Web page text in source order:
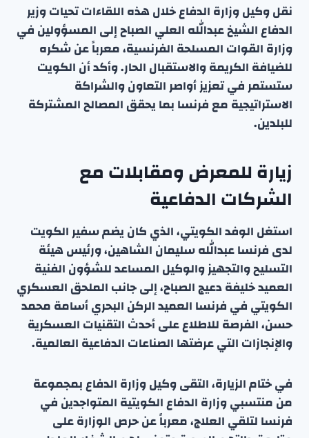
نقل وكيل وزارة الدفاع خلال هذه اللقاءات تحيات وزير
الدفاع الشيخ عبدالله العلي الصباح إلى المسؤولين في
وزارة القوات المسلحة الفرنسية، معرباً عن شكره
للضيافة الكريمة والاستقبال الحار. وأكد أن الكويت
ستستمر في تعزيز أواصر التعاون والشراكة
الاستراتيجية مع فرنسا بما يحقق المصالح المشتركة
للبلدين.
زيارة للمعرض ومقابلات مع
الشركات الدفاعية
استغل الوفد الكويتي، الذي كان يضم سفير الكويت
لدى فرنسا عبدالله سليمان الشاهين، ورئيس هيئة
التسليح والتجهيز والوكيل المساعد للشؤون الفنية
العميد خليفة دعيج الصباح، إلى جانب الملحق العسكري
الكويتي في فرنسا العميد الركن البحري أسامة محمد
حسن، الفرصة للاطلاع على أحدث التقنيات العسكرية
والإنجازات التي عرضتها الصناعات الدفاعية العالمية.
في ختام الزيارة، التقى وكيل وزارة الدفاع بمجموعة
من منتسبي وزارة الدفاع الكويتية المتواجدين في
فرنسا لتلقي العلاج، معرباً عن حرص الوزارة على